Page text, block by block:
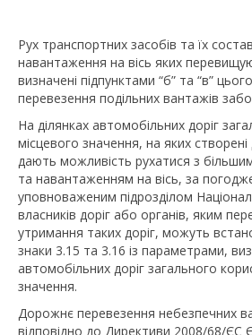
Рух транспортних засобів та їх
навантаження на вісь яких
визначені підпунктами “б” та “в”
перевезення подільних вантажів
На ділянках автомобільних доріг
місцевого значення, на яких
дають можливість рухатися з
та навантаженням на вісь, за
уповноваженим підрозділом
власників доріг або органів, яким
утримання таких доріг, можуть
знаки 3.15 та 3.16 із параметрами,
автомобільних доріг загального
значення.
Дорожнє перевезення небезпечних
відповідно до Директиви 2008/68/ЄС